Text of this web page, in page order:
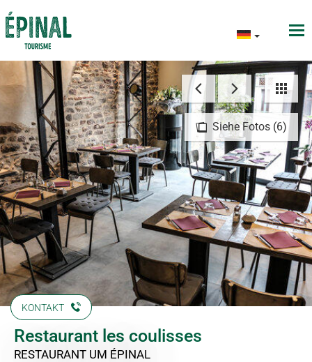
Siehe Fotos (6)
KONTAKT
Restaurant les coulisses
RESTAURANT UM ÉPINAL